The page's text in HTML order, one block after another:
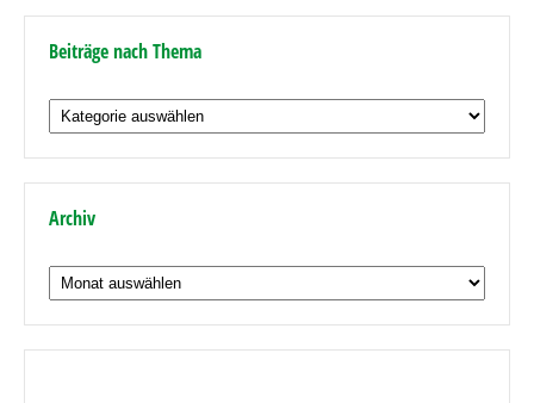
Beiträge nach Thema
Beiträge
nach
Thema
Archiv
Archiv